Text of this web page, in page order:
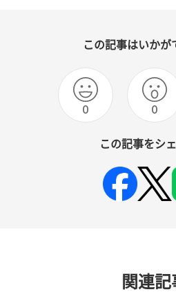
この記事はいかが
0 0
この記事をシ
関連